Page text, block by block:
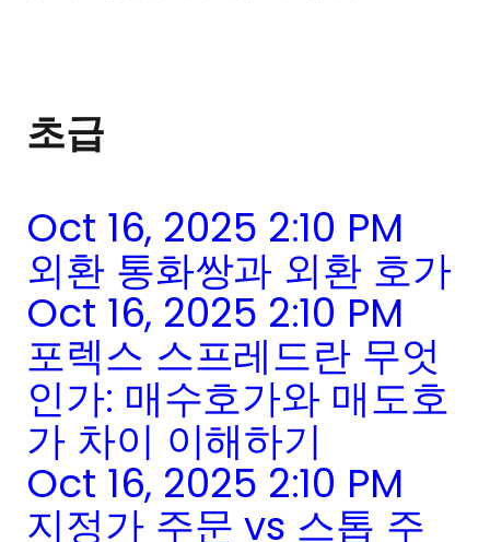
초급
Oct 16, 2025 2:10 PM
외환 통화쌍과 외환 호가
Oct 16, 2025 2:10 PM
포렉스 스프레드란 무엇
인가: 매수호가와 매도호
가 차이 이해하기
Oct 16, 2025 2:10 PM
지정가 주문 vs 스톱 주